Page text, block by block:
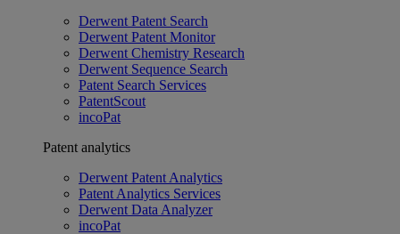
Derwent Patent Search
Derwent Patent Monitor
Derwent Chemistry Research
Derwent Sequence Search
Patent Search Services
PatentScout
incoPat
Patent analytics
Derwent Patent Analytics
Patent Analytics Services
Derwent Data Analyzer
incoPat